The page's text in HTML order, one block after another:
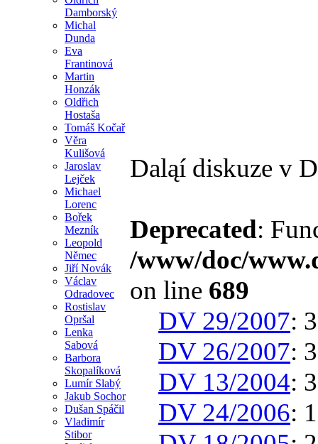
Damborský
Michal
Dunda
Eva
Frantinová
Martin
Honzák
Oldřich
Hostaša
Tomáš Kočař
Věra
Kulišová
Jaroslav
Lejček
Michael
Lorenc
Bořek
Mezník
Leopold
Němec
Jiří Novák
Václav
Odradovec
Rostislav
Opršal
Lenka
Sabová
Barbora
Skopalíková
Lumír Slabý
Jakub Sochor
Dušan Spáčil
Vladimír
Stibor
Daląí diskuze v
Deprecated:
/www/doc/
on line 689
DV 29/2007:
DV 26/2007:
DV 13/2004:
DV 24/2006: